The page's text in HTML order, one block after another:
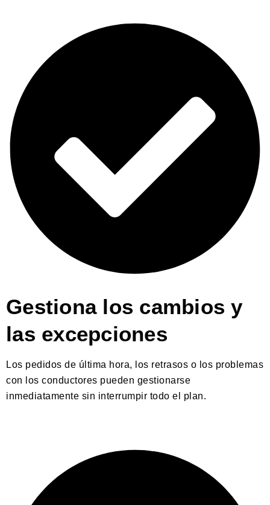
Gestiona los cambios y
las excepciones
Los pedidos de última hora, los retrasos o los problemas
con los conductores pueden gestionarse
inmediatamente sin interrumpir todo el plan.